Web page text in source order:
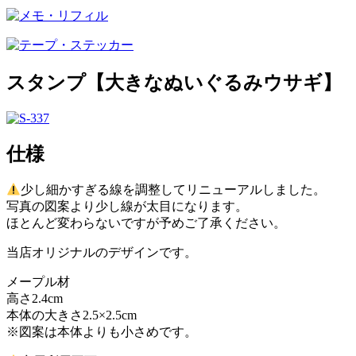
スタンプ【大きなぬいぐるみウサギ】
仕様
少し細かすぎる線を調整してリニューアルしました。
写真の図案より少し線が太目になります。
ほとんど変わらないですが予めご了承ください。
当店オリジナルのデザインです。
メープル材
高さ2.4cm
本体の大きさ2.5×2.5cm
※図案は本体よりも小さめです。